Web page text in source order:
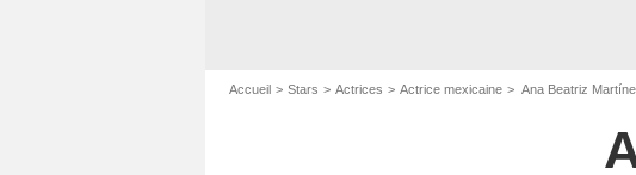
Accueil Stars Actrices Actrice mexicaine Ana Beatriz